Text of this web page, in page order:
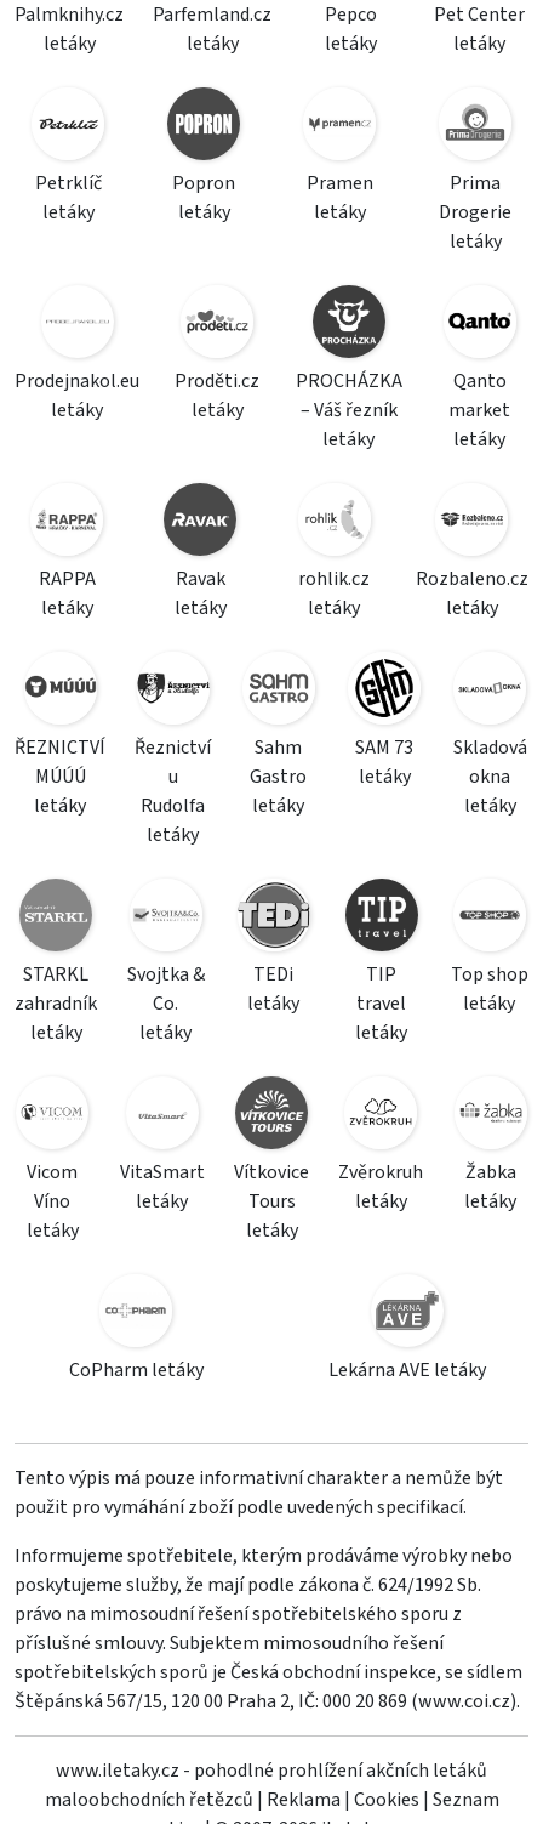
Palmknihy.cz
letáky
Parfemland.cz
letáky
Pepco
letáky
Pet Center
letáky
Petrklíč
letáky
Popron
letáky
Pramen
letáky
Prima
Drogerie
letáky
Prodejnakol.eu
letáky
Proděti.cz
letáky
PROCHÁZKA
– Váš řezník
letáky
Qanto
market
letáky
RAPPA
letáky
Ravak
letáky
rohlik.cz
letáky
Rozbaleno.cz
letáky
ŘEZNICTVÍ
MÚÚÚ
letáky
Řeznictví
u
Rudolfa
letáky
Sahm
Gastro
letáky
SAM 73
letáky
Skladová
okna
letáky
STARKL
zahradník
letáky
Svojtka &
Co.
letáky
TEDi
letáky
TIP
travel
letáky
Top shop
letáky
Vicom
Víno
letáky
VitaSmart
letáky
Vítkovice
Tours
letáky
Zvěrokruh
letáky
Žabka
letáky
CoPharm letáky Lekárna AVE letáky
Tento výpis má pouze informativní charakter a nemůže být
použit pro vymáhání zboží podle uvedených specifikací.
Informujeme spotřebitele, kterým prodáváme výrobky nebo
poskytujeme služby, že mají podle zákona č. 624/1992 Sb.
právo na mimosoudní řešení spotřebitelského sporu z
příslušné smlouvy. Subjektem mimosoudního řešení
spotřebitelských sporů je Česká obchodní inspekce, se sídlem
Štěpánská 567/15, 120 00 Praha 2, IČ: 000 20 869 (www.coi.cz).
www.iletaky.cz - pohodlné prohlížení akčních letáků
maloobchodních řetězců | Reklama | Cookies | Seznam